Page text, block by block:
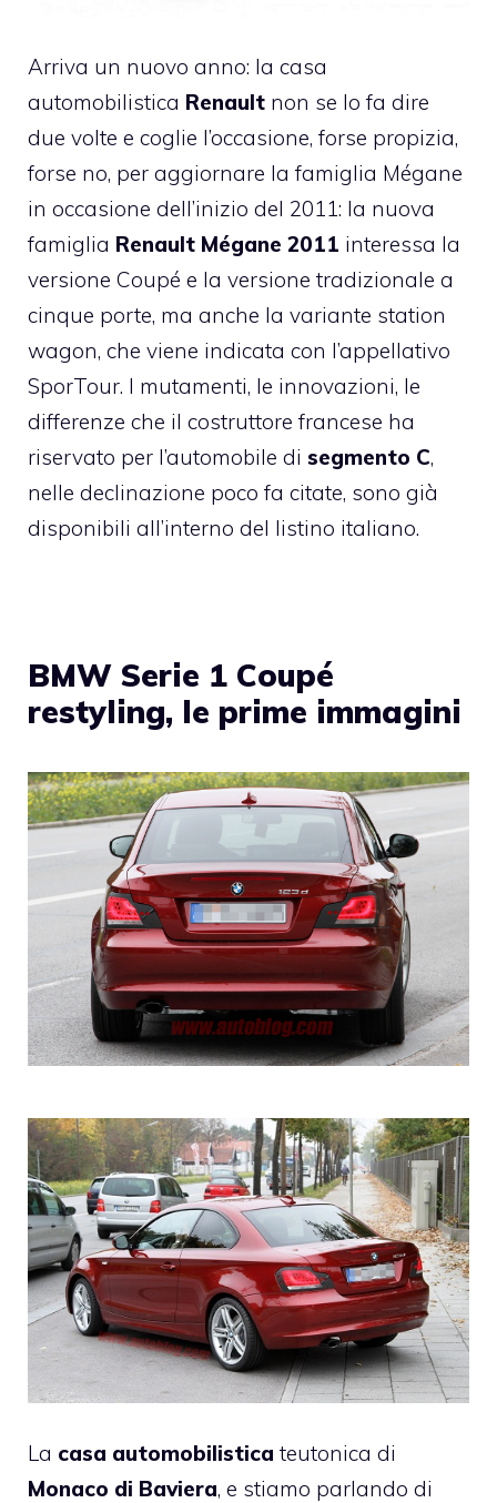
Arriva un nuovo anno: la casa
automobilistica Renault non se lo fa dire
due volte e coglie l’occasione, forse propizia,
forse no, per aggiornare la famiglia Mégane
in occasione dell’inizio del 2011: la nuova
famiglia Renault Mégane 2011 interessa la
versione Coupé e la versione tradizionale a
cinque porte, ma anche la variante station
wagon, che viene indicata con l’appellativo
SporTour. I mutamenti, le innovazioni, le
differenze che il costruttore francese ha
riservato per l’automobile di segmento C,
nelle declinazione poco fa citate, sono già
disponibili all’interno del listino italiano.
BMW Serie 1 Coupé
restyling, le prime immagini
La casa automobilistica teutonica di
Monaco di Baviera, e stiamo parlando di